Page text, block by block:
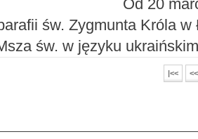
Od 20
św. Zygmunta Króla w
św. w języku
|<< <<